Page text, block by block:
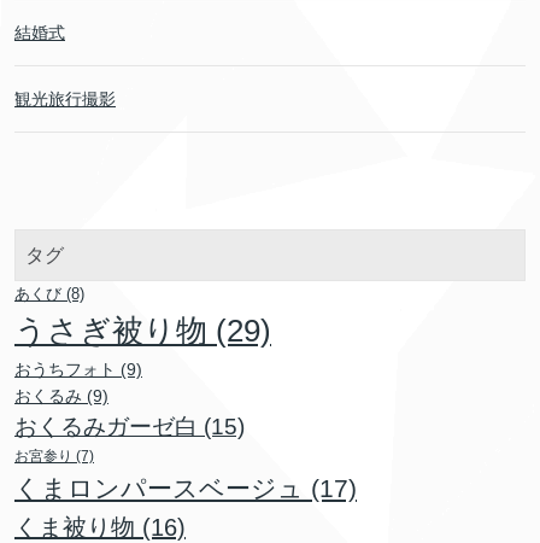
結婚式
観光旅行撮影
タグ
あくび (8)
うさぎ被り物 (29)
おうちフォト (9)
おくるみ (9)
おくるみガーゼ白 (15)
お宮参り (7)
くまロンパースベージュ (17)
くま被り物 (16)